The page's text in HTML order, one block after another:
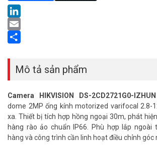
LinkedIn
Email
Mô tả sản phẩm
Camera HIKVISION DS-2CD2721G0-IZHUN
dome 2MP ống kính motorized varifocal 2.8-
xa. Thiết bị tích hợp hồng ngoại 30m, phát
hàng rào ảo chuẩn IP66. Phù hợp lắp ngoài
hàng và công trình cần linh hoạt điều chỉnh góc